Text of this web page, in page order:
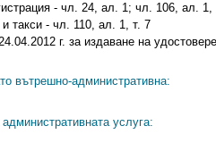
- чл. 24, ал. 1; чл. 106, ал.
такси - чл. 110, ал. 1, т. 7
г. за издаване на
вътрешно-административна:
услуга: